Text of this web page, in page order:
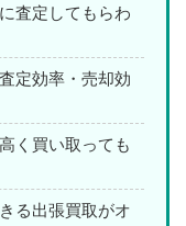
査定してもらわ
定効率・売却効
く買い取っても
る出張買取がオ